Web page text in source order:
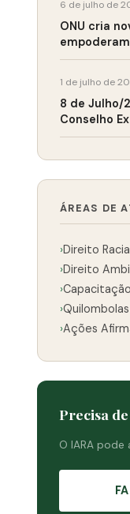
6 de julho de
ONU cria
1 de julho de
8 de Julho/
Conselho
ÁREAS DE
›Direito
›Direito
›
›Quilombolas
›Ações
Precisa
O IARA